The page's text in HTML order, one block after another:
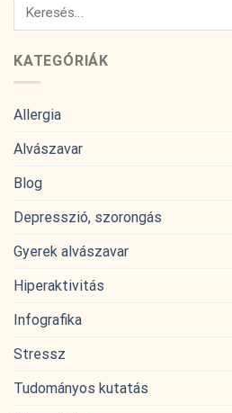
KATEGÓRIÁK
Allergia
Alvászavar
Blog
Depresszió, szorongás
Gyerek alvászavar
Hiperaktivitás
Infografika
Stressz
Tudományos kutatás